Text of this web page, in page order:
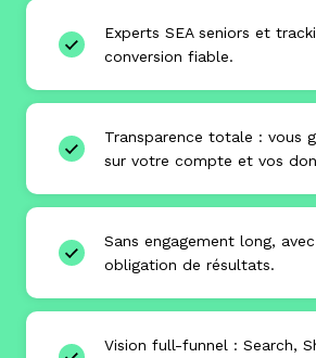
Experts SEA seniors et
conversion fiable.
Transparence totale : vous
sur votre compte et vos
Sans engagement long,
obligation de résultats.
Vision full-funnel : Search,